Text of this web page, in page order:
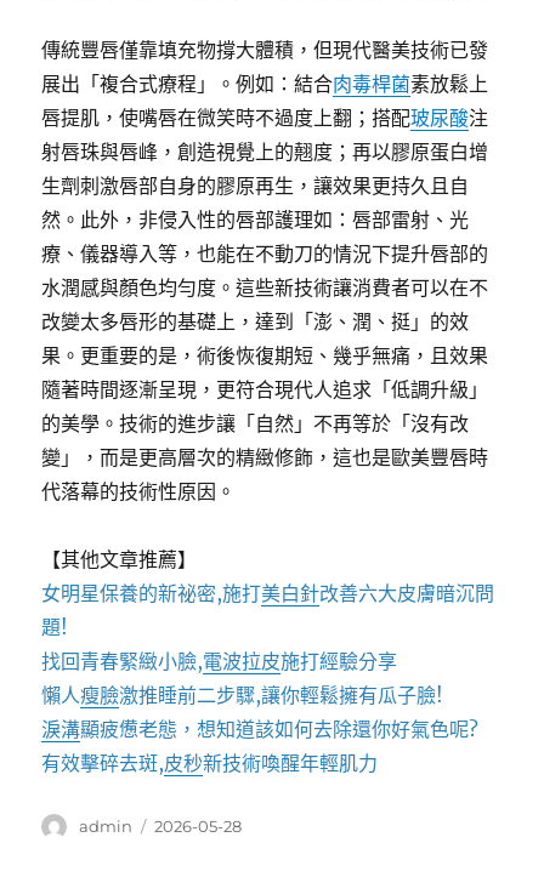
傳統豐唇僅靠填充物撐大體積，但現代醫美技術已發
展出「複合式療程」。例如：結合肉毒桿菌素放鬆上
唇提肌，使嘴唇在微笑時不過度上翻；搭配玻尿酸注
射唇珠與唇峰，創造視覺上的翹度；再以膠原蛋白增
生劑刺激唇部自身的膠原再生，讓效果更持久且自
然。此外，非侵入性的唇部護理如：唇部雷射、光
療、儀器導入等，也能在不動刀的情況下提升唇部的
水潤感與顏色均勻度。這些新技術讓消費者可以在不
改變太多唇形的基礎上，達到「澎、潤、挺」的效
果。更重要的是，術後恢復期短、幾乎無痛，且效果
隨著時間逐漸呈現，更符合現代人追求「低調升級」
的美學。技術的進步讓「自然」不再等於「沒有改
變」，而是更高層次的精緻修飾，這也是歐美豐唇時
代落幕的技術性原因。
【其他文章推薦】
女明星保養的新祕密,施打美白針改善六大皮膚暗沉問
題!
找回青春緊緻小臉,電波拉皮施打經驗分享
懶人瘦臉激推睡前二步驟,讓你輕鬆擁有瓜子臉!
淚溝顯疲憊老態，想知道該如何去除還你好氣色呢?
有效擊碎去斑,皮秒新技術喚醒年輕肌力
作
admin
發
2026-05-28